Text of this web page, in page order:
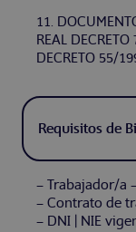
11.
REAL
DECRETO 55/
Requisitos de
– Trabajador/a
– Contrato de
– DNI | NIE